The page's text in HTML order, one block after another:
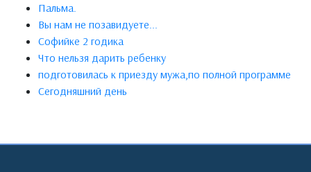
Пальма.
Вы нам не позавидуете...
Софийке 2 годика
Что нельзя дарить ребенку
подготовилась к приезду мужа,по полной программе
Сегодняшний день